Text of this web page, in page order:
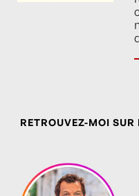
RETROUVEZ-MOI SUR